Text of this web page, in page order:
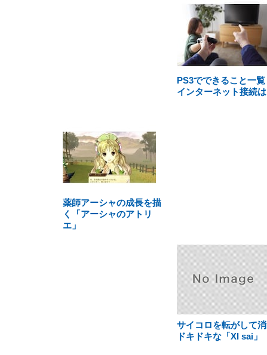
PS3でできること一覧
インターネット接続は
薬師アーシャの成長を描
く「アーシャのアトリ
エ」
サイコロを転がして
ドキドキな「XI sai」